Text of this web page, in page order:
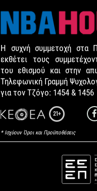
Η συχνή συμμετοχή στα
εκθέτει τους
του εθισμού και στην
Τηλεφωνική Γραμμή
για τον Τζόγο: 1454 & 1456
21+
* Ισχύουν Όροι και Προϋποθέσεις